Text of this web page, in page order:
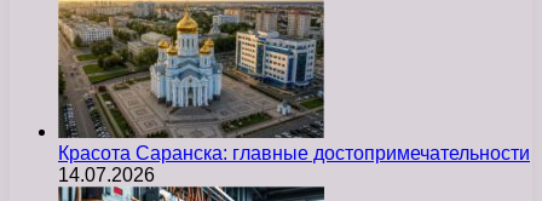
Красота Саранска: главные достопримечательности
14.07.2026